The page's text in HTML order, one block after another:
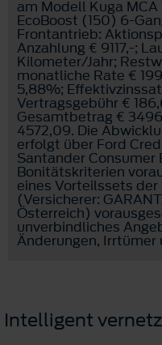
am Modell Kuga
EcoBoost (150) 6-
Frontantrieb:
Anzahlung € 9117,-;
Kilometer/Jahr;
monatliche Rate €
5,88%;
Vertragsgebühr €
Gesamtbetrag €
4572,09. Die
erfolgt über Ford
Santander Consumer
Bonitätskriterien
eines Vorteilssets
(Versicherer:
Österreich)
unverbindliches
Änderungen, Irrtümer
Intelligent